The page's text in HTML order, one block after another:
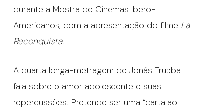
durante a Mostra de Cinemas Ibero-
Americanos, com a apresentação do filme La
Reconquista.
A quarta longa-metragem de Jonás Trueba
fala sobre o amor adolescente e suas
repercussões. Pretende ser uma “carta ao